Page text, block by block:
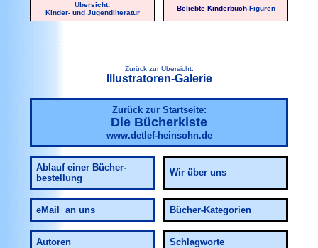
Übersicht:
Kinder- und Jugendliteratur
Beliebte Kinderbuch-Figuren
Zurück zur Übersicht:
Illustratoren-Galerie
Zurück zur Startseite:
Die Bücherkiste
www.detlef-heinsohn.de
Ablauf einer Bücher-
bestellung
Wir über uns
eMail an uns Bücher-Kategorien
Autoren Schlagworte